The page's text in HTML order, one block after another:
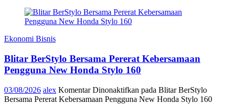
Ekonomi Bisnis
Blitar BerStylo Bersama Pererat Kebersamaan
Pengguna New Honda Stylo 160
03/08/2026 alex Komentar Dinonaktifkan pada Blitar BerStylo
Bersama Pererat Kebersamaan Pengguna New Honda Stylo 160